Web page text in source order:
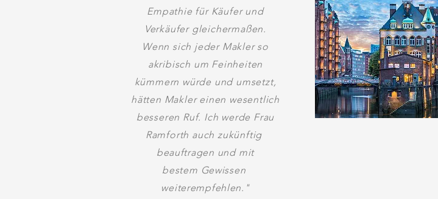
Empathie für Käufer und
Verkäufer gleichermaßen.
Wenn sich jeder Makler so
akribisch um Feinheiten
kümmern würde und umsetzt,
hätten Makler einen wesentlich
besseren Ruf. Ich werde Frau
Ramforth auch zukünftig
beauftragen und mit
bestem Gewissen
weiterempfehlen. "